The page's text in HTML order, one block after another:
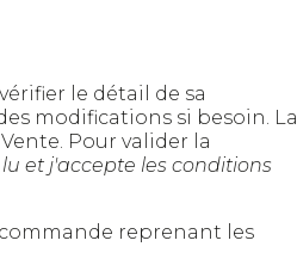
le détail de sa
modifications si besoin. La
Pour valider la
et j'accepte les conditions
commande reprenant les